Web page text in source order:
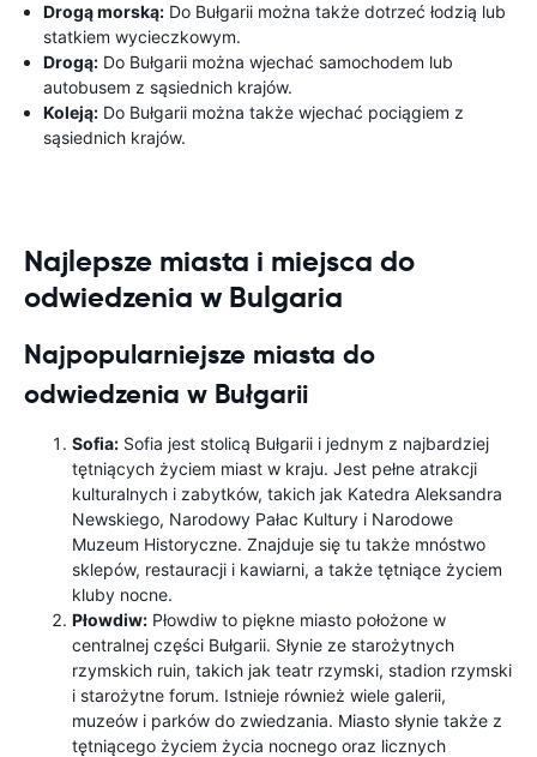
Drogą morską: Do Bułgarii można także dotrzeć łodzią lub
statkiem wycieczkowym.
Drogą: Do Bułgarii można wjechać samochodem lub
autobusem z sąsiednich krajów.
Koleją: Do Bułgarii można także wjechać pociągiem z
sąsiednich krajów.
Najlepsze miasta i miejsca do
odwiedzenia w Bulgaria
Najpopularniejsze miasta do
odwiedzenia w Bułgarii
Sofia: Sofia jest stolicą Bułgarii i jednym z najbardziej
tętniących życiem miast w kraju. Jest pełne atrakcji
kulturalnych i zabytków, takich jak Katedra Aleksandra
Newskiego, Narodowy Pałac Kultury i Narodowe
Muzeum Historyczne. Znajduje się tu także mnóstwo
sklepów, restauracji i kawiarni, a także tętniące życiem
kluby nocne.
Płowdiw: Płowdiw to piękne miasto położone w
centralnej części Bułgarii. Słynie ze starożytnych
rzymskich ruin, takich jak teatr rzymski, stadion rzymski
i starożytne forum. Istnieje również wiele galerii,
muzeów i parków do zwiedzania. Miasto słynie także z
tętniącego życiem życia nocnego oraz licznych